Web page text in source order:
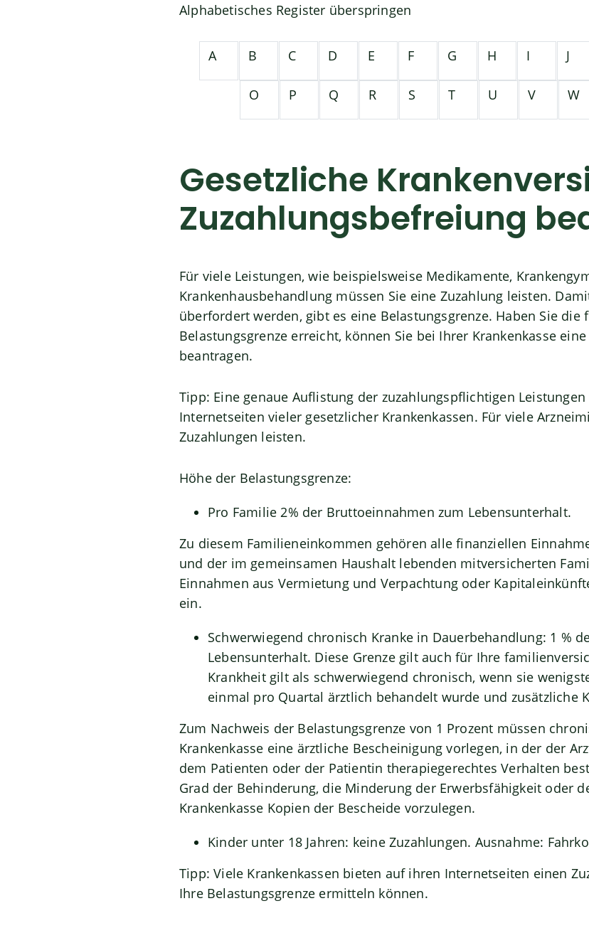
Alphabetisches Register überspringen
A B C D E F G H I J
O P Q R S T U V W
Gesetzliche
Zuzahlungsbefreiung
Für viele Leistungen, wie beispielsweise Medikamente,
Krankenhausbehandlung müssen Sie eine Zuzahlung leisten.
überfordert werden, gibt es eine Belastungsgrenze. Haben Sie die
Belastungsgrenze erreicht, können Sie bei Ihrer Krankenkasse
beantragen.
Tipp: Eine genaue Auflistung der zuzahlungspflichtigen
Internetseiten vieler gesetzlicher Krankenkassen. Für viele
Zuzahlungen leisten.
Höhe der Belastungsgrenze:
Pro Familie 2% der Bruttoeinnahmen zum Lebensunterhalt.
Zu diesem Familieneinkommen gehören alle finanziellen
und der im gemeinsamen Haushalt lebenden mitversicherten
Einnahmen aus Vermietung und Verpachtung oder
ein.
Schwerwiegend chronisch Kranke in Dauerbehandlung: 1 %
Lebensunterhalt. Diese Grenze gilt auch für Ihre
Krankheit gilt als schwerwiegend chronisch, wenn sie
einmal pro Quartal ärztlich behandelt wurde und zusätzliche
Zum Nachweis der Belastungsgrenze von 1 Prozent müssen
Krankenkasse eine ärztliche Bescheinigung vorlegen, in der der
dem Patienten oder der Patientin therapiegerechtes Verhalten
Grad der Behinderung, die Minderung der Erwerbsfähigkeit oder
Krankenkasse Kopien der Bescheide vorzulegen.
Kinder unter 18 Jahren: keine Zuzahlungen. Ausnahme:
Tipp: Viele Krankenkassen bieten auf ihren Internetseiten einen
Ihre Belastungsgrenze ermitteln können.